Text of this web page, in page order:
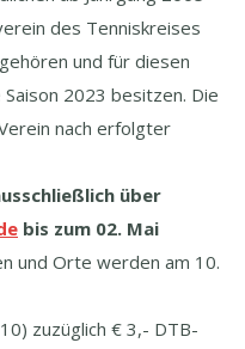
des Tenniskreises
und für diesen
2023 besitzen. Die
nach erfolgter
über
bis zum 02. Mai
und Orte werden am 10.
zuzüglich € 3,- DTB-